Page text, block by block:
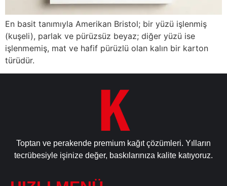
En basit tanımıyla Amerikan Bristol; bir yüzü işlenmiş
(kuşeli), parlak ve pürüzsüz beyaz; diğer yüzü ise
işlenmemiş, mat ve hafif pürüzlü olan kalın bir karton
türüdür.
Toptan ve perakende premium kağıt çözümleri. Yılların
tecrübesiyle işinize değer, baskılarınıza kalite katıyoruz.